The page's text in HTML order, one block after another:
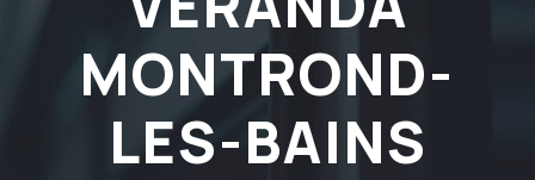
MONTROND-
LES-BAINS